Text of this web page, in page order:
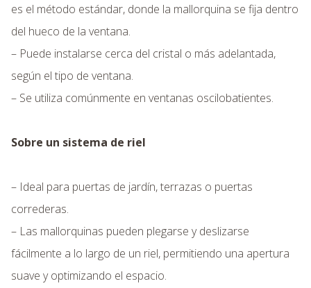
es el método estándar, donde la mallorquina se fija dentro
del hueco de la ventana.
– Puede instalarse cerca del cristal o más adelantada,
según el tipo de ventana.
– Se utiliza comúnmente en ventanas oscilobatientes.
Sobre un sistema de riel
– Ideal para puertas de jardín, terrazas o puertas
correderas.
– Las mallorquinas pueden plegarse y deslizarse
fácilmente a lo largo de un riel, permitiendo una apertura
suave y optimizando el espacio.